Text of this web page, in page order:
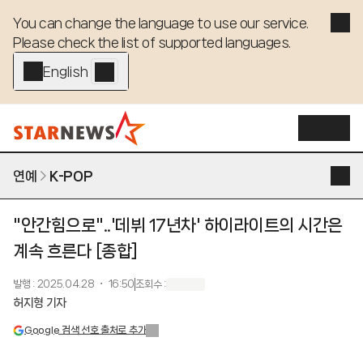
You can change the language to use our service.
Please check the list of supported languages.
English - EN
연예 K-POP
"안간힘으로"..'데뷔 17년차' 하이라이트의 시간은
계속 흐른다 [종합]
발행 : 2025.04.28 ・ 16:50 조회수:
허지형 기자
Google 검색 선호 출처로 추가